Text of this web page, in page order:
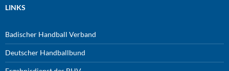
LINKS
Badischer Handball Verband
Deutscher Handballbund